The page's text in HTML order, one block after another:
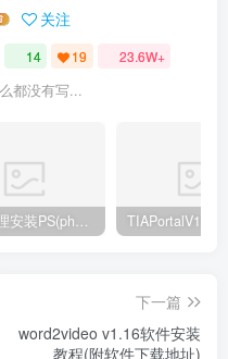
关注
14 19 23.6W+
都没有写...
如何处理安装PS(photoshop cc2018) 时，提示系统或者IE浏览器需要升级
下一篇
word2video v1.16软件安装
教程(附软件下载地址)